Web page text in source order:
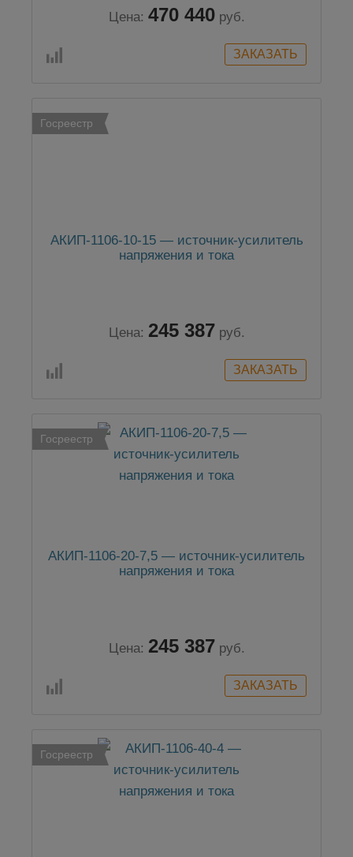
Цена: 470 440 руб.
Госреестр
АКИП-1106-10-15 — источник-усилитель
напряжения и тока
Цена: 245 387 руб.
Госреестр
АКИП-1106-20-7,5 — источник-усилитель
напряжения и тока
Цена: 245 387 руб.
Госреестр